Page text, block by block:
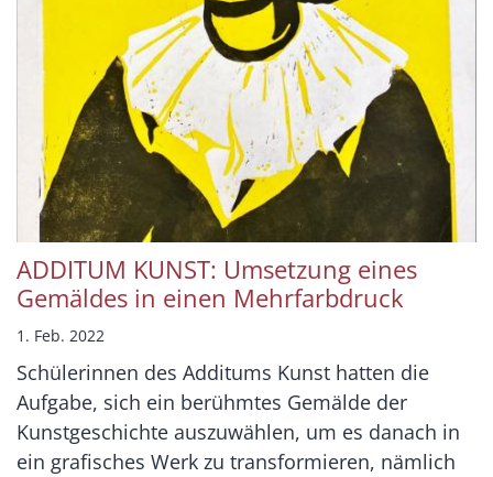
ADDITUM KUNST: Umsetzung eines
Gemäldes in einen Mehrfarbdruck
1. Feb. 2022
Schülerinnen des Additums Kunst hatten die
Aufgabe, sich ein berühmtes Gemälde der
Kunstgeschichte auszuwählen, um es danach in
ein grafisches Werk zu transformieren, nämlich